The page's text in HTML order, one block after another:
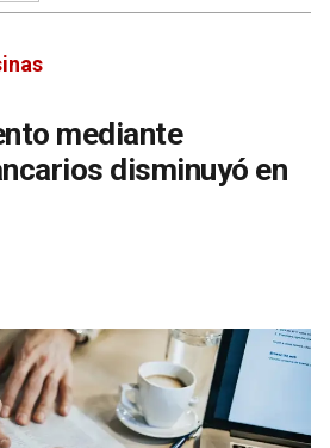
mediante
disminuyó en